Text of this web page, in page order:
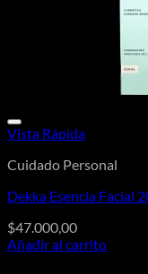
Vista Rápida
Cuidado Personal
Dekka Esencia Facial
$47.000,00
Añadir al carrito